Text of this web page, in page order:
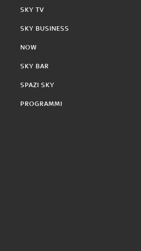
SKY TV
SKY BUSINESS
NOW
SKY BAR
SPAZI SKY
PROGRAMMI